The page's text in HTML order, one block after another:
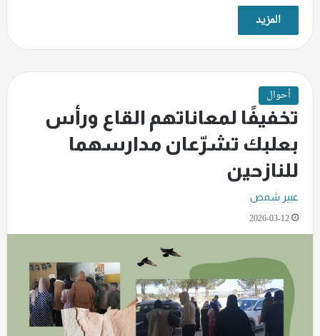
المزيد
أحوال
تخفيفًا لمعاناتهم القاع ورأس
بعلبك تشرّعان مدارسهما
للنازحين
عبير شمص
2026-03-12